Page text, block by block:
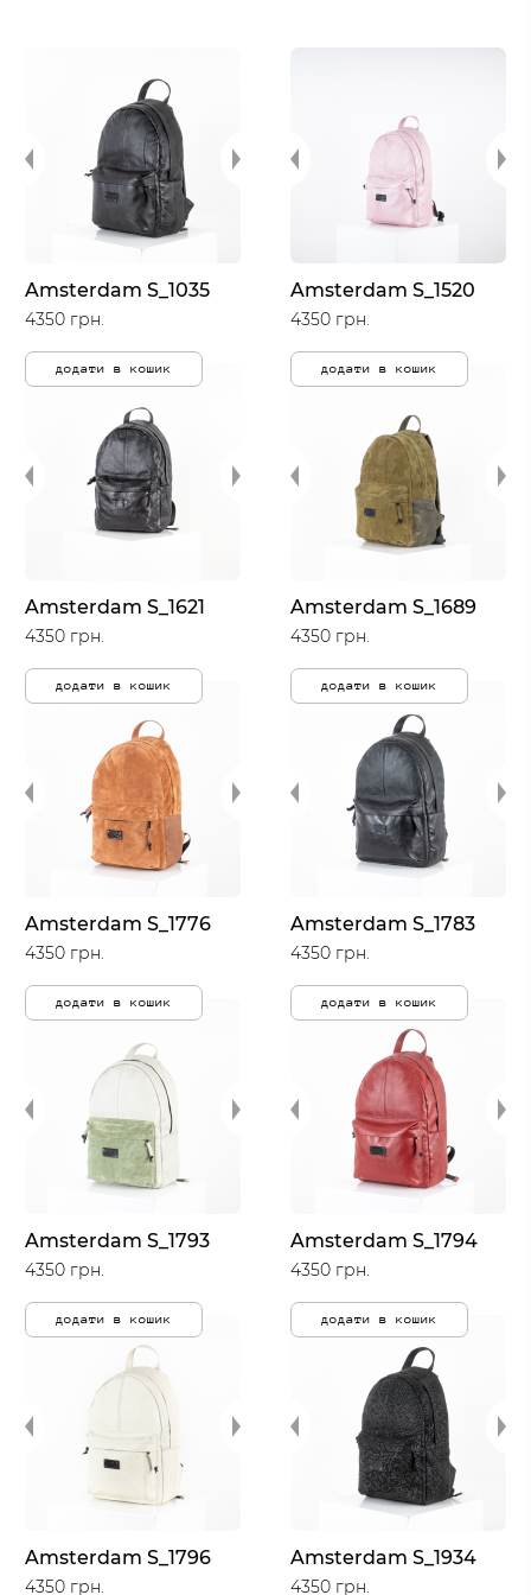
Amsterdam S_1035
4350 грн.
додати в кошик
Amsterdam S_1520
4350 грн.
додати в кошик
Amsterdam S_1621
4350 грн.
додати в кошик
Amsterdam S_1689
4350 грн.
додати в кошик
Amsterdam S_1776
4350 грн.
додати в кошик
Amsterdam S_1783
4350 грн.
додати в кошик
Amsterdam S_1793
4350 грн.
додати в кошик
Amsterdam S_1794
4350 грн.
додати в кошик
Amsterdam S_1796
4350 грн.
Amsterdam S_1934
4350 грн.